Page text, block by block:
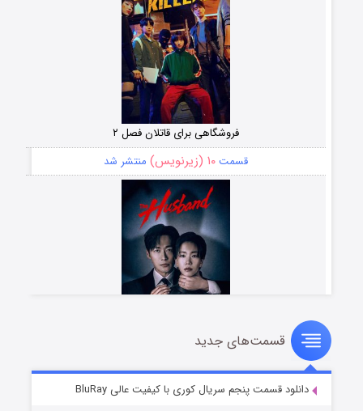
فروشگاهی برای قاتلان فصل ۲
قسمت۱۰ (زیرنویس) منتشر شد
قسمت۸ (زیرنویس) منتشر شد
قسمت‌های جدید
دانلود قسمت پنجم سریال کوری با کیفیت عالی BluRay